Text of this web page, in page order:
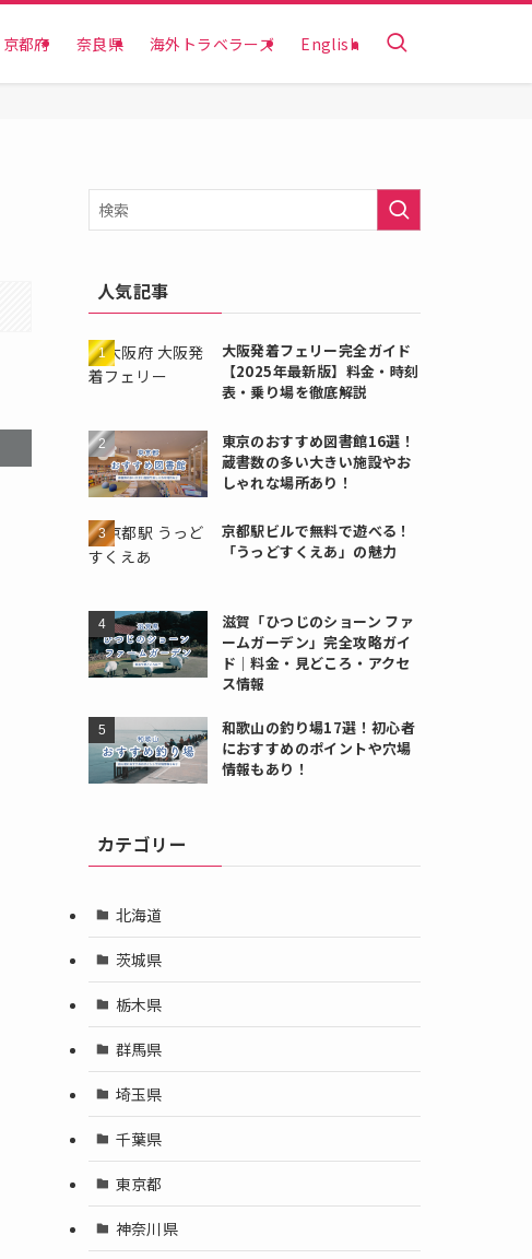
京都府 奈良県 海外トラベラーズ English
人気記事
大阪発着フェリー完全ガイド
【2025年最新版】料金・時刻
表・乗り場を徹底解説
東京のおすすめ図書館16選！
蔵書数の多い大きい施設やお
しゃれな場所あり！
京都駅ビルで無料で遊べる！
「うっどすくえあ」の魅力
滋賀「ひつじのショーン ファ
ームガーデン」完全攻略ガイ
ド｜料金・見どころ・アクセ
ス情報
和歌山の釣り場17選！初心者
におすすめのポイントや穴場
情報もあり！
カテゴリー
北海道
茨城県
栃木県
群馬県
埼玉県
千葉県
東京都
神奈川県